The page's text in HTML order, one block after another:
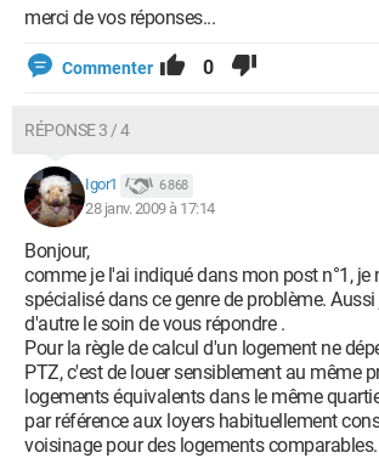
merci de vos réponses...
Commenter 0
RÉPONSE 3 / 4
Igor1 6 868
28 janv. 2009 à 17:14
Bonjour,
comme je l'ai indiqué dans mon post n°1, je
spécialisé dans ce genre de problème.
d'autre le soin de vous répondre .
Pour la règle de calcul d'un logement ne
PTZ, c'est de louer sensiblement au même
logements équivalents dans le même
par référence aux loyers habituellement
voisinage pour des logements comparables.